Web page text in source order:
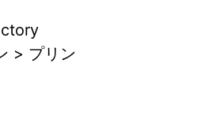
> プリン